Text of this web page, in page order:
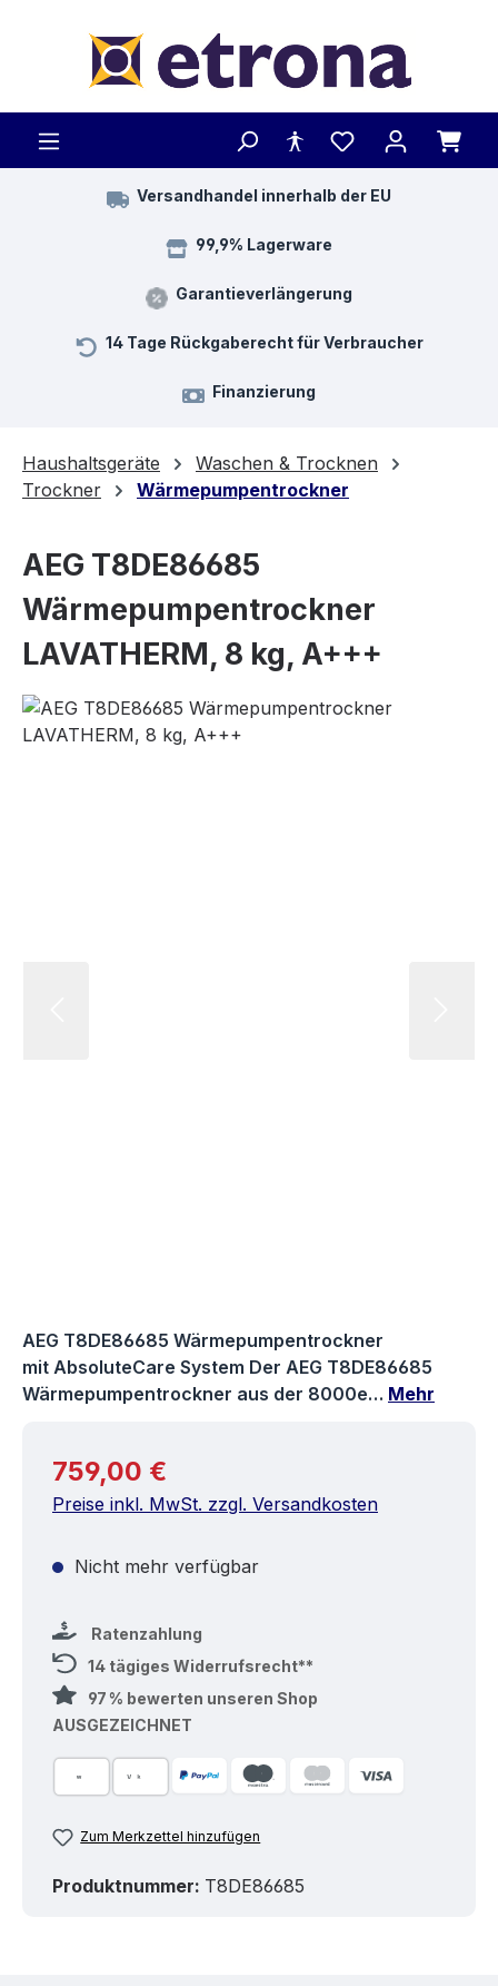
Versandhandel innerhalb der EU
99,9% Lagerware
Garantieverlängerung
14 Tage Rückgaberecht für Verbraucher
Finanzierung
Haushaltsgeräte
Waschen & Trocknen
Trockner
Wärmepumpentrockner
AEG T8DE86685
Wärmepumpentrockner
LAVATHERM, 8 kg, A+++
Bildergalerie überspringen
AEG T8DE86685 Wärmepumpentrockner
mit AbsoluteCare System Der AEG T8DE86685
Wärmepumpentrockner aus der 8000e… Mehr
Regulärer Preis:
759,00 €
Preise inkl. MwSt. zzgl. Versandkosten
Nicht mehr verfügbar
Ratenzahlung
14 tägiges Widerrufsrecht**
97 % bewerten unseren Shop
AUSGEZEICHNET
Zum Merkzettel hinzufügen
Produktnummer: T8DE86685